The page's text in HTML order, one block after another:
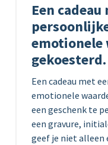
Een cadeau
emotionele
gekoesterd.
Een cadeau met
emotionele
een geschenk te
een gravure,
geef je niet alleen